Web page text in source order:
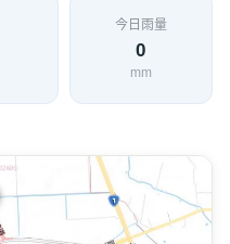
今日雨量
0
mm